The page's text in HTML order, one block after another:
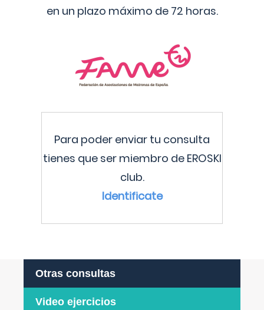
en un plazo máximo de 72 horas.
Para poder enviar tu consulta
tienes que ser miembro de EROSKI
club.
Identificate
Otras consultas
Video ejercicios